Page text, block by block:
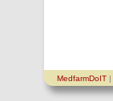
MedfarmDoIT|